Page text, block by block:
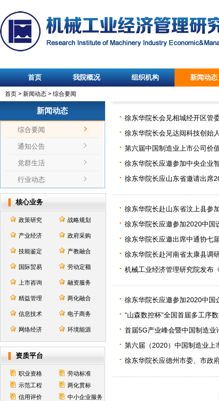
首页 我院概况 组织机构 新闻动态
首页 > 新闻动态 > 综合要闻
新闻动态
综合要闻
通知公告
党群生活
行业动态
核心业务
政策研究 战略规划
产业经济 政府采购
技能鉴定 产教融合
国际贸易 劳动定额
上市咨询 融资服务
精益管理 两化融合
信息技术 电子商务
网络经济 环境能源
资质平台
职业资格
劳动标准
示范工程
两化贯标
信用评价
中小企业服务
徐东华院长会见相城经开区管
徐东华院长会见达闼科技创始
第六届中国制造业上市公司价
徐东华院长应邀参加中央企业
徐东华院长应山东省邀请出席
徐东华院长赴山东省汶上县参
徐东华院长应邀参加2020中国
徐东华院长应邀出席中通协七
徐东华院长赴河南省太康县调
机械工业经济管理研究院发布
徐东华院长应邀参加2020中国
“山森数控杯”全国首届多工序
首届5G产业峰会暨中国制造业
第六届（2020）中国制造业上
徐东华院长应德州市委、市政